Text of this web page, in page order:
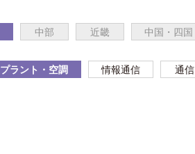
中部 近畿 中国・四国
プラント・空調 情報通信 通信